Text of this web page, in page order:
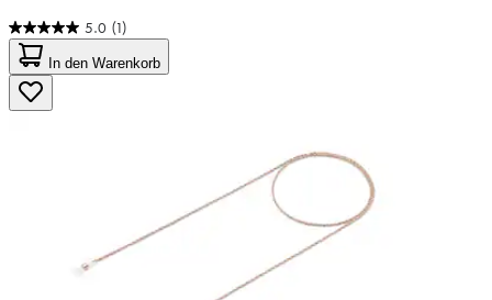
5.0 (1)
5.0
von
5
Sternen.
1
In den Warenkorb